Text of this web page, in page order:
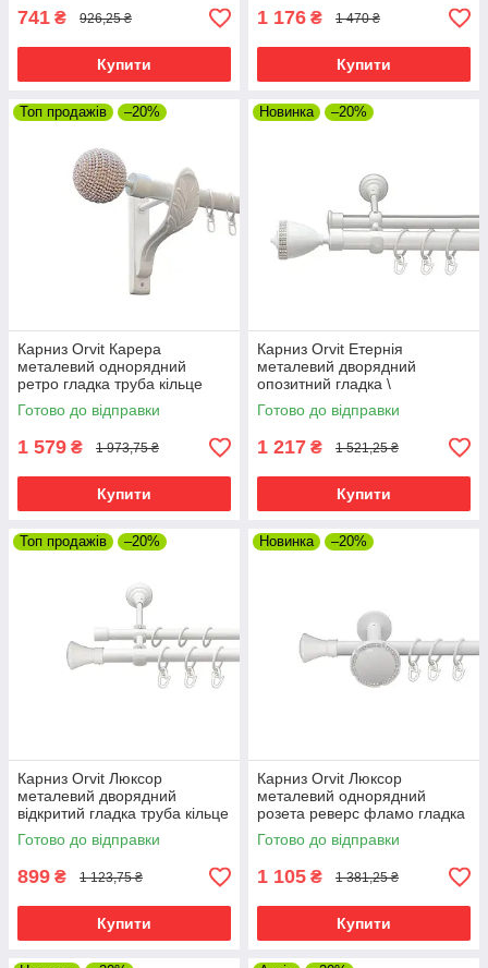
741 ₴ 926,25 ₴
Купити
1 176 ₴ 1 470 ₴
Купити
Топ продажів –20%
Карниз Orvit Карера
металевий однорядний
ретро гладка труба кільце
металеве Арктіс 25 мм 200
см (00-00010407)
Готово до відправки
1 579 ₴ 1 973,75 ₴
Купити
Новинка –20%
Карниз Orvit Етернія
металевий дворядний
опозитний гладка \
профільна труба кільце
металеве Арктіс 25\19 мм
Готово до відправки
1 217 ₴ 1 521,25 ₴
Купити
Топ продажів –20%
Карниз Orvit Люксор
металевий дворядний
відкритий гладка труба кільце
металеве Арктіс 19\16 мм
200 см (00-00021230)
Готово до відправки
899 ₴ 1 123,75 ₴
Купити
Новинка –20%
Карниз Orvit Люксор
металевий однорядний
розета реверс фламо гладка
труба кільце металеве Арктіс
19 мм 200 см (00-00013217)
Готово до відправки
1 105 ₴ 1 381,25 ₴
Купити